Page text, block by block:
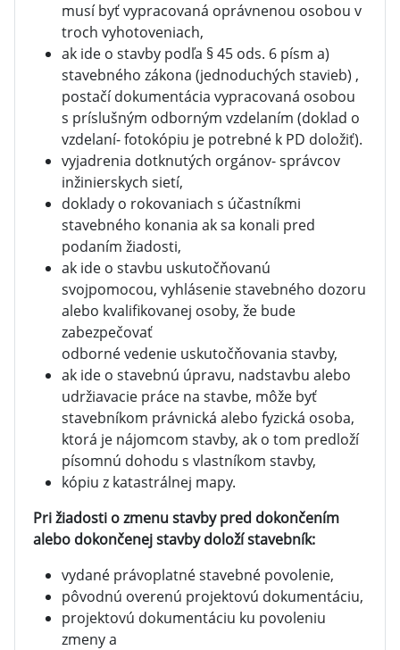
musí byť vypracovaná oprávnenou osobou v
troch vyhotoveniach,
ak ide o stavby podľa § 45 ods. 6 písm a)
stavebného zákona (jednoduchých stavieb) ,
postačí dokumentácia vypracovaná osobou
s príslušným odborným vzdelaním (doklad o
vzdelaní- fotokópiu je potrebné k PD doložiť).
vyjadrenia dotknutých orgánov- správcov
inžinierskych sietí,
doklady o rokovaniach s účastníkmi
stavebného konania ak sa konali pred
podaním žiadosti,
ak ide o stavbu uskutočňovanú
svojpomocou, vyhlásenie stavebného dozoru
alebo kvalifikovanej osoby, že bude
zabezpečovať
odborné vedenie uskutočňovania stavby,
ak ide o stavebnú úpravu, nadstavbu alebo
udržiavacie práce na stavbe, môže byť
stavebníkom právnická alebo fyzická osoba,
ktorá je nájomcom stavby, ak o tom predloží
písomnú dohodu s vlastníkom stavby,
kópiu z katastrálnej mapy.
Pri žiadosti o zmenu stavby pred dokončením
alebo dokončenej stavby doloží stavebník:
vydané právoplatné stavebné povolenie,
pôvodnú overenú projektovú dokumentáciu,
projektovú dokumentáciu ku povoleniu
zmeny a